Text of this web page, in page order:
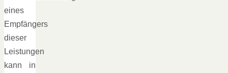
eines
Empfängers
dieser
Leistungen
kann in